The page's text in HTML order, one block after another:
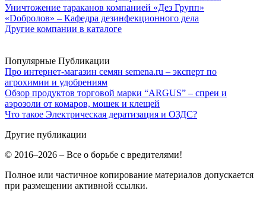
Уничтожение тараканов компанией «Дез Групп»
«Dобролов» – Кафедра дезинфекционного дела
Другие компании в каталоге
Популярные Публикации
Про интернет-магазин семян semena.ru – эксперт по
агрохимии и удобрениям
Обзор продуктов торговой марки “ARGUS” – спреи и
аэрозоли от комаров, мошек и клещей
Что такое Электрическая дератизация и ОЗДС?
Другие публикации
© 2016–2026 – Все о борьбе с вредителями!
Полное или частичное копирование материалов допускается
при размещении активной ссылки.